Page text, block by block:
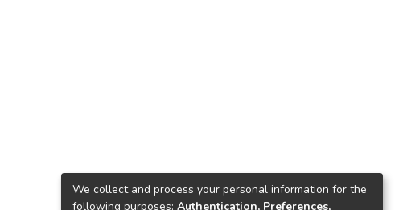
We collect and process your personal information for the
following purposes: Authentication, Preferences,